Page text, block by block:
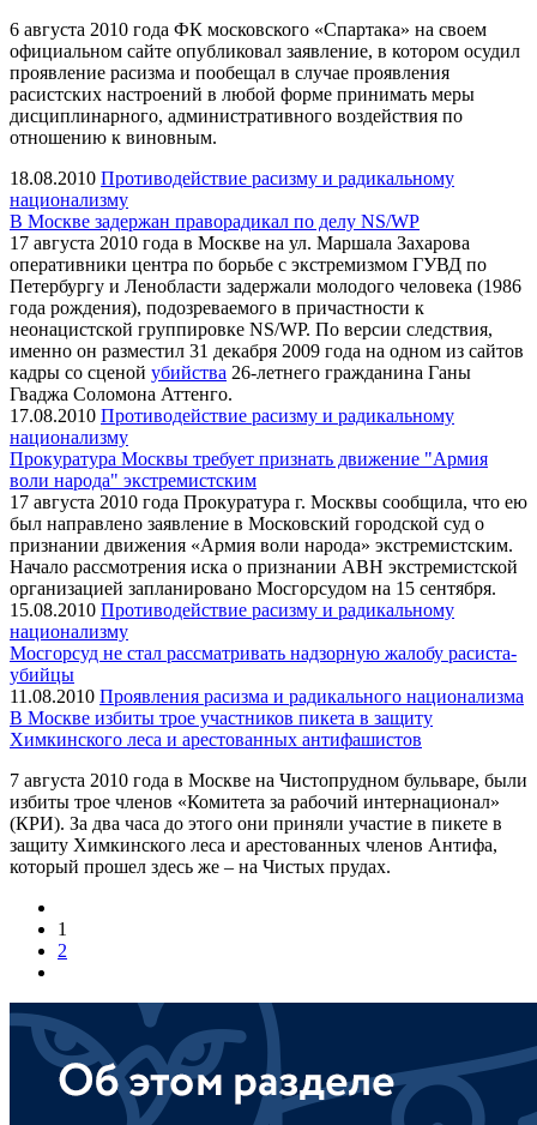
6 августа 2010 года ФК московского «Спартака» на своем
официальном сайте опубликовал заявление, в котором осудил
проявление расизма и пообещал в случае проявления
расистских настроений в любой форме принимать меры
дисциплинарного, административного воздействия по
отношению к виновным.
18.08.2010 Противодействие расизму и радикальному
национализму
В Москве задержан праворадикал по делу NS/WP
17 августа 2010 года в Москве на ул. Маршала Захарова
оперативники центра по борьбе с экстремизмом ГУВД по
Петербургу и Ленобласти задержали молодого человека (1986
года рождения), подозреваемого в причастности к
неонацистской группировке NS/WP. По версии следствия,
именно он разместил 31 декабря 2009 года на одном из сайтов
кадры со сценой убийства 26-летнего гражданина Ганы
Гваджа Соломона Аттенго.
17.08.2010 Противодействие расизму и радикальному
национализму
Прокуратура Москвы требует признать движение "Армия
воли народа" экстремистским
17 августа 2010 года Прокуратура г. Москвы сообщила, что ею
был направлено заявление в Московский городской суд о
признании движения «Армия воли народа» экстремистским.
Начало рассмотрения иска о признании АВН экстремистской
организацией запланировано Мосгорсудом на 15 сентября.
15.08.2010 Противодействие расизму и радикальному
национализму
Мосгорсуд не стал рассматривать надзорную жалобу расиста-
убийцы
11.08.2010 Проявления расизма и радикального национализма
В Москве избиты трое участников пикета в защиту
Химкинского леса и арестованных антифашистов
7 августа 2010 года в Москве на Чистопрудном бульваре, были
избиты трое членов «Комитета за рабочий интернационал»
(КРИ). За два часа до этого они приняли участие в пикете в
защиту Химкинского леса и арестованных членов Антифа,
который прошел здесь же – на Чистых прудах.
1
2